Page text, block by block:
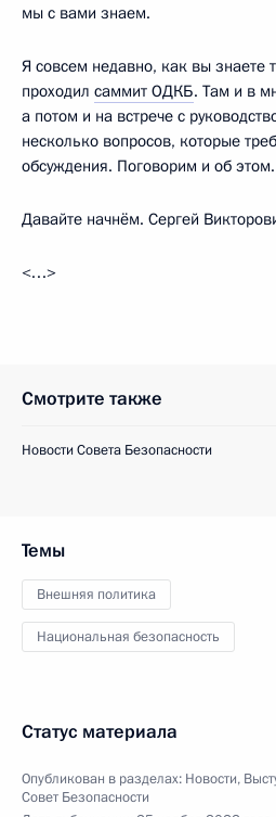
мы с вами знаем.
Я совсем недавно, как вы знаете
проходил саммит ОДКБ. Там и в
а потом и на встрече с
несколько вопросов, которые
обсуждения. Поговорим и об этом.
Давайте начнём. Сергей
<…>
Смотрите также
Новости Совета Безопасности
Темы
Внешняя политика
Национальная безопасность
Статус материала
Опубликован в разделах: Новости,
Совет Безопасности